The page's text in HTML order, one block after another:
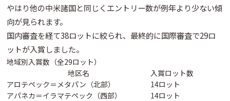
やはり他の中米諸国と同じくエントリー数が例年より少ない傾
向が見られます。
国内審査を経て38ロットに絞られ、最終的に国際審査で29ロ
ットが入賞しました。
地域別入賞数（全29ロット）
地区名
入賞ロット数
アロテペック＝メタパン（北部）
14ロット
アパネカ＝イラマテペック（西部）
14ロット